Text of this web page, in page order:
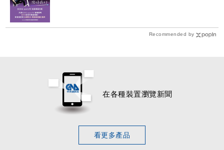
Recommended by
在各種裝置瀏覽新聞
看更多產品